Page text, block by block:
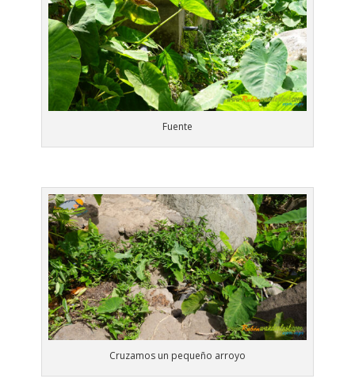
Fuente
Cruzamos un pequeño arroyo